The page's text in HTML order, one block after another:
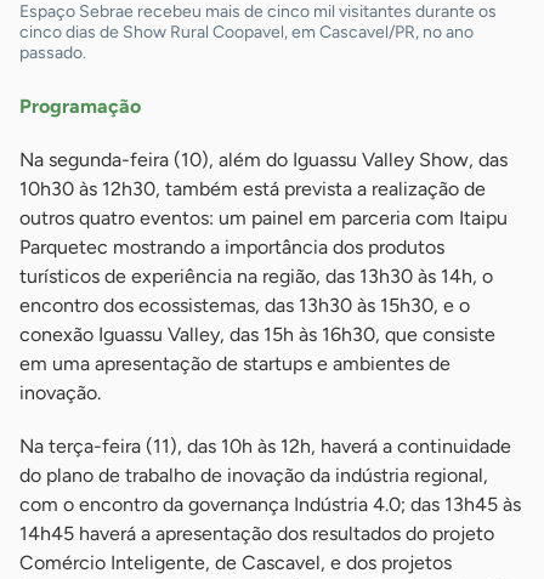
Espaço Sebrae recebeu mais de cinco mil visitantes durante os
cinco dias de Show Rural Coopavel, em Cascavel/PR, no ano
passado.
Programação
Na segunda-feira (10), além do Iguassu Valley Show, das
10h30 às 12h30, também está prevista a realização de
outros quatro eventos: um painel em parceria com Itaipu
Parquetec mostrando a importância dos produtos
turísticos de experiência na região, das 13h30 às 14h, o
encontro dos ecossistemas, das 13h30 às 15h30, e o
conexão Iguassu Valley, das 15h às 16h30, que consiste
em uma apresentação de startups e ambientes de
inovação.
Na terça-feira (11), das 10h às 12h, haverá a continuidade
do plano de trabalho de inovação da indústria regional,
com o encontro da governança Indústria 4.0; das 13h45 às
14h45 haverá a apresentação dos resultados do projeto
Comércio Inteligente, de Cascavel, e dos projetos